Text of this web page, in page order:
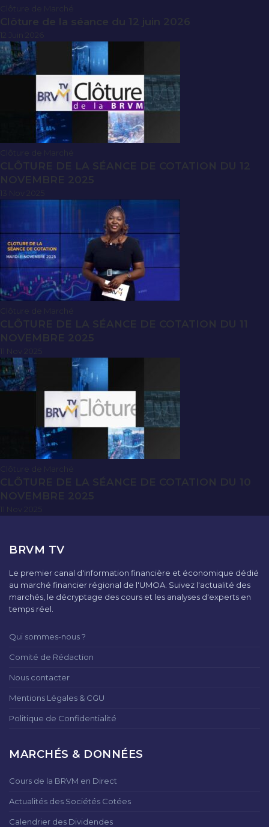
Clôture de la séance du 12 juin 2026
CLÔTURE DE LA SÉANCE DE COTATION DU 12
NOVEMBRE 2025
CLÔTURE DE LA SÉANCE DE COTATION DU 11
NOVEMBRE 2025
CLÔTURE DE LA SÉANCE DE COTATION DU 10
NOVEMBRE 2025
BRVM TV
Le premier canal d'information financière et économique dédié
au marché financier régional de l'UMOA. Suivez l'actualité des
marchés, le décryptage des cours et les analyses d'experts en
temps réel.
Qui sommes-nous ?
Comité de Rédaction
Nous contacter
Mentions Légales & CGU
Politique de Confidentialité
MARCHÉS & DONNÉES
Cours de la BRVM en Direct
Actualités des Sociétés Cotées
Calendrier des Dividendes